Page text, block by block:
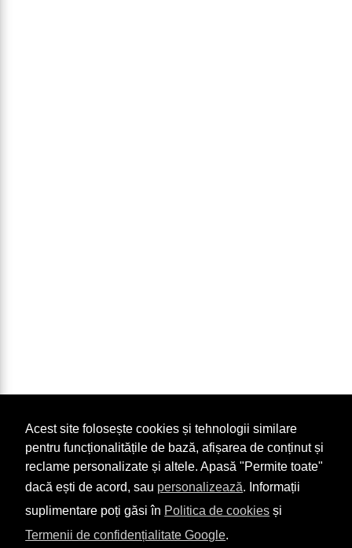
Acest site folosește cookies și tehnologii similare
pentru funcționalitățile de bază, afișarea de conținut și
reclame personalizate și altele. Apasă "Permite toate"
dacă ești de acord, sau personalizează. Informații
suplimentare poți găsi în Politica de cookies și
Termenii de confidențialitate Google.